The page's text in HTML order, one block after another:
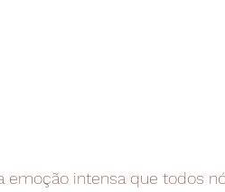
emoção intensa que todos